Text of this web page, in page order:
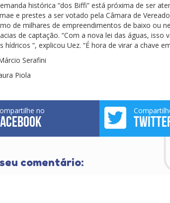
histórica “dos Biffi” está próxima de ser
e prestes a ser votado pela Câmara de
de milhares de empreendimentos de baixo ou
de captação. “Com a nova lei das águas,
hídricos “, explicou Uez. “É hora de virar a chave
Serafini
Piola
no
comentário: